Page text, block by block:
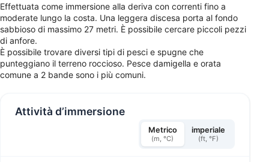
Effettuata come immersione alla deriva con correnti fino a
moderate lungo la costa. Una leggera discesa porta al fondo
sabbioso di massimo 27 metri. È possibile cercare piccoli pezzi
di anfore.
È possibile trovare diversi tipi di pesci e spugne che
punteggiano il terreno roccioso. Pesce damigella e orata
comune a 2 bande sono i più comuni.
Attività d’immersione
Metrico
(m, °C)
imperiale
(ft, °F)